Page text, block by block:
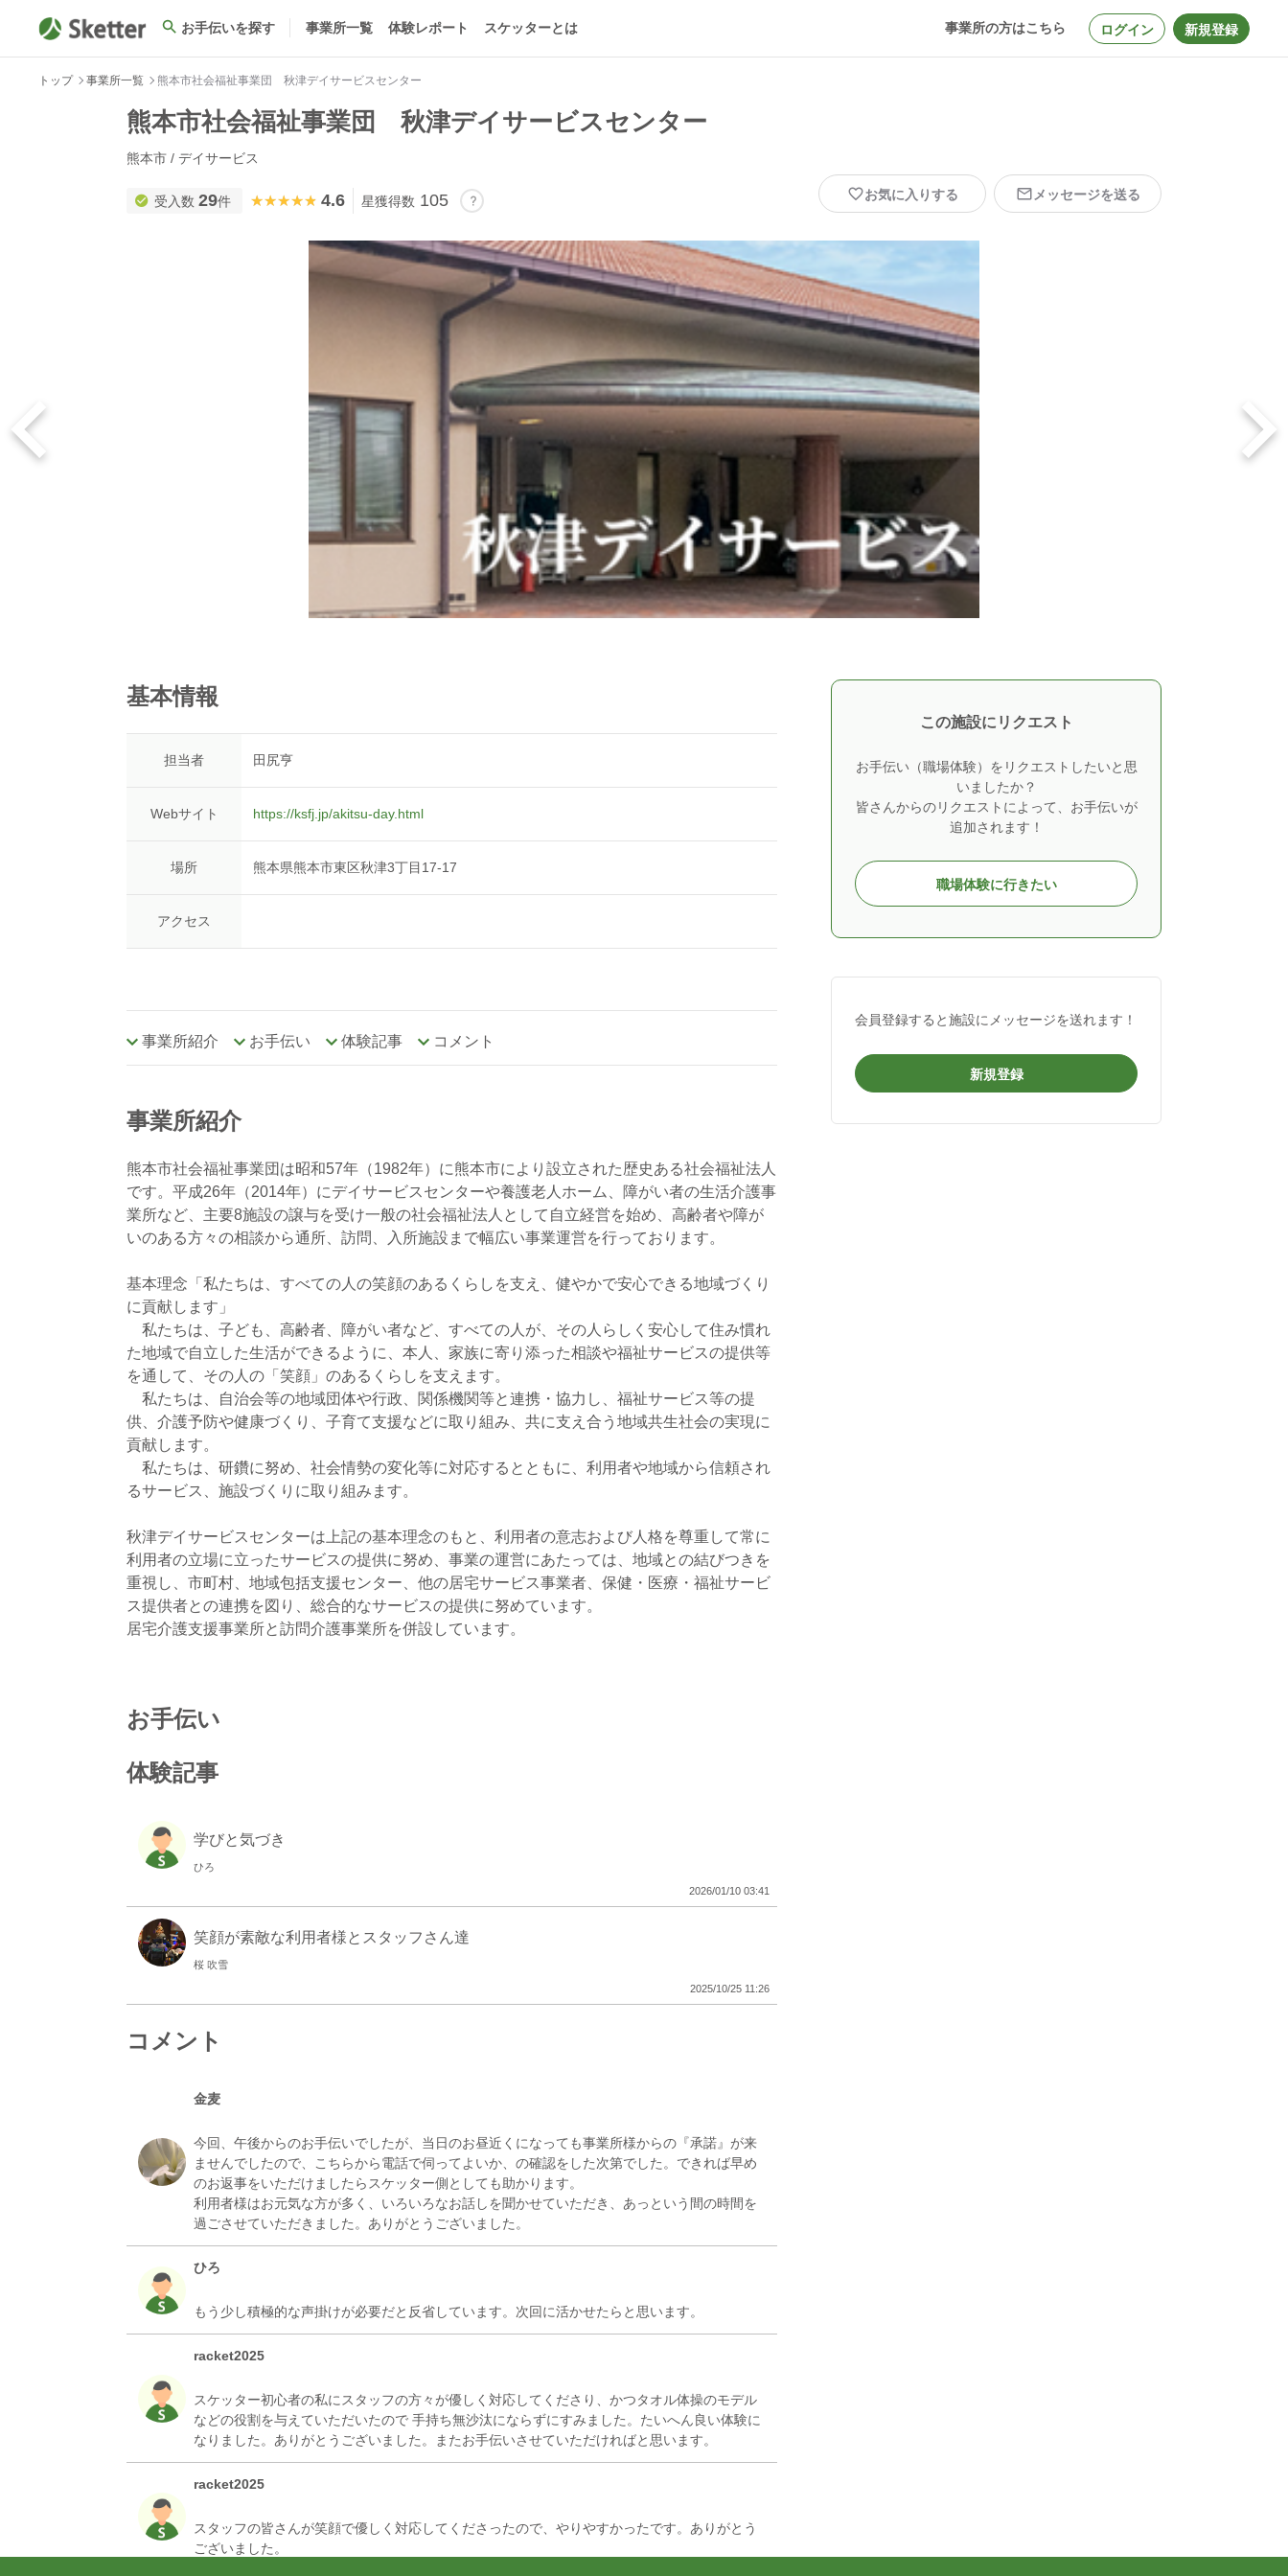
お手伝いを探す 事業所一覧 体験レポート スケッターとは 事業所の方はこちら ログイン 新規登録
トップ 事業所一覧 熊本市社会福祉事業団 秋津デイサービスセンター
熊本市社会福祉事業団 秋津デイサービスセンター
熊本市 / デイサービス
受入数 29件 ★★★★★
★★★★★ 4.6 星獲得数 105 お気に入りする メッセージを送る
基本情報
担当者 田尻亨
Webサイト https://ksfj.jp/akitsu-day.html
場所 熊本県熊本市東区秋津3丁目17-17
アクセス
事業所紹介 お手伝い 体験記事 コメント
事業所紹介
熊本市社会福祉事業団は昭和57年（1982年）に熊本市により設立された歴史ある社会福祉法人
です。平成26年（2014年）にデイサービスセンターや養護老人ホーム、障がい者の生活介護事
業所など、主要8施設の譲与を受け一般の社会福祉法人として自立経営を始め、高齢者や障が
いのある方々の相談から通所、訪問、入所施設まで幅広い事業運営を行っております。
基本理念「私たちは、すべての人の笑顔のあるくらしを支え、健やかで安心できる地域づくり
に貢献します」
私たちは、子ども、高齢者、障がい者など、すべての人が、その人らしく安心して住み慣れ
た地域で自立した生活ができるように、本人、家族に寄り添った相談や福祉サービスの提供等
を通して、その人の「笑顔」のあるくらしを支えます。
私たちは、自治会等の地域団体や行政、関係機関等と連携・協力し、福祉サービス等の提
供、介護予防や健康づくり、子育て支援などに取り組み、共に支え合う地域共生社会の実現に
貢献します。
私たちは、研鑽に努め、社会情勢の変化等に対応するとともに、利用者や地域から信頼され
るサービス、施設づくりに取り組みます。
秋津デイサービスセンターは上記の基本理念のもと、利用者の意志および人格を尊重して常に
利用者の立場に立ったサービスの提供に努め、事業の運営にあたっては、地域との結びつきを
重視し、市町村、地域包括支援センター、他の居宅サービス事業者、保健・医療・福祉サービ
ス提供者との連携を図り、総合的なサービスの提供に努めています。
居宅介護支援事業所と訪問介護事業所を併設しています。
お手伝い
体験記事
学びと気づき
ひろ
2026/01/10 03:41
笑顔が素敵な利用者様とスタッフさん達
桜 吹雪
2025/10/25 11:26
コメント
金麦
今回、午後からのお手伝いでしたが、当日のお昼近くになっても事業所様からの『承諾』が来
ませんでしたので、こちらから電話で伺ってよいか、の確認をした次第でした。できれば早め
のお返事をいただけましたらスケッター側としても助かります。
利用者様はお元気な方が多く、いろいろなお話しを聞かせていただき、あっという間の時間を
ひろ
racket2025
スケッター初心者の私にスタッフの方々が優しく対応してくださり、かつタオル体操のモデル
などの役割を与えていただいたので 手持ち無沙汰にならずにすみました。たいへん良い体験に
racket2025
スタッフの皆さんが笑顔で優しく対応してくださったので、やりやすかったです。ありがとう
この施設にリクエスト
お手伝い（職場体験）をリクエストしたいと思
いましたか？
皆さんからのリクエストによって、お手伝いが
追加されます！
職場体験に行きたい
会員登録すると施設にメッセージを送れます！
新規登録